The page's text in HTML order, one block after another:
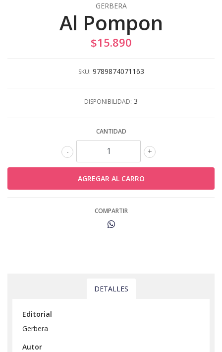
GERBERA
Al Pompon
$15.890
SKU: 9789874071163
DISPONIBILIDAD: 3
CANTIDAD
+
-
COMPARTIR
DETALLES
Editorial
Gerbera
Autor